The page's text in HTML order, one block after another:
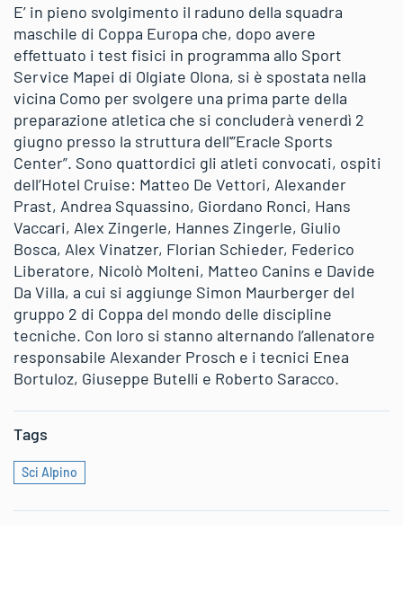
E’ in pieno svolgimento il raduno della squadra
maschile di Coppa Europa che, dopo avere
effettuato i test fisici in programma allo Sport
Service Mapei di Olgiate Olona, si è spostata nella
vicina Como per svolgere una prima parte della
preparazione atletica che si concluderà venerdì 2
giugno presso la struttura dell'”Eracle Sports
Center”. Sono quattordici gli atleti convocati, ospiti
dell’Hotel Cruise: Matteo De Vettori, Alexander
Prast, Andrea Squassino, Giordano Ronci, Hans
Vaccari, Alex Zingerle, Hannes Zingerle, Giulio
Bosca, Alex Vinatzer, Florian Schieder, Federico
Liberatore, Nicolò Molteni, Matteo Canins e Davide
Da Villa, a cui si aggiunge Simon Maurberger del
gruppo 2 di Coppa del mondo delle discipline
tecniche. Con loro si stanno alternando l’allenatore
responsabile Alexander Prosch e i tecnici Enea
Bortuloz, Giuseppe Butelli e Roberto Saracco.
Tags
Sci Alpino